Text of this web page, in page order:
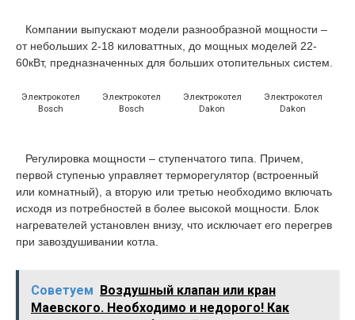
Компании выпускают модели разнообразной мощности –
от небольших 2-18 киловаттных, до мощных моделей 22-
60кВт, предназначенных для больших отопительных систем.
Электрокотел
Bosch
Электрокотел
Bosch
Электрокотел
Dakon
Электрокотел
Dakon
Регулировка мощности – ступенчатого типа. Причем,
первой ступенью управляет терморегулятор (встроенный
или комнатный), а вторую или третью необходимо включать
исходя из потребностей в более высокой мощности. Блок
нагревателей установлен внизу, что исключает его перегрев
при завоздушивании котла.
Советуем Воздушный клапан или кран
Маевского. Необходимо и недорого! Как